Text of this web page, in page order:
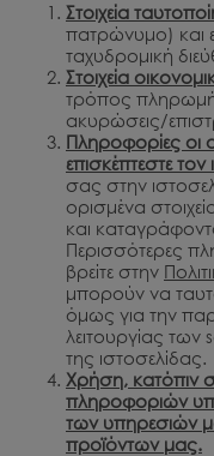
Στοιχεία
πατρώνυμο) και
ταχυδρομική
Στοιχεία
τρόπος
ακυρώσεις/
Πληροφορίες οι
επισκέπτεστε
σας στην
ορισμένα
και
Περισσότερες
βρείτε στην
μπορούν να
όμως για την
λειτουργίας
της ιστοσελίδας.
Χρήση, κατόπιν
πληροφοριών
των υπηρεσιών
προϊόντων μας.